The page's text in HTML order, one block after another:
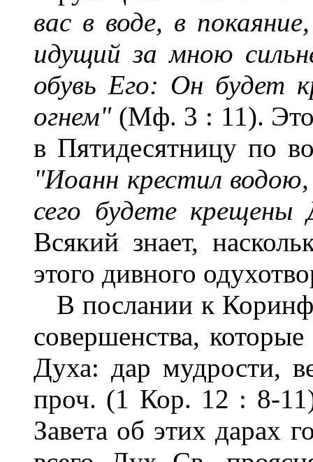
вас в воде, в
идущий за мною
обувь Его: Он будет
огнем" (Мф. 3 : 11). Это
в Пятидесятницу по
"Иоанн крестил водою,
сего будете
Всякий знает,
этого дивного
В послании к
совершенства,
Духа: дар мудрости,
проч. (1 Кор. 12 : 8-
Завета об этих дарах